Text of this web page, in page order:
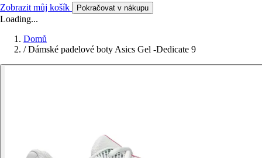
Zobrazit můj košík Pokračovat v nákupu
Loading...
Domů
/ Dámské padelové boty Asics Gel -Dedicate 9